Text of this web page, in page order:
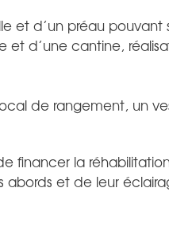
et d’un préau pouvant
d’une cantine,
de rangement, un
financer la
et de leur